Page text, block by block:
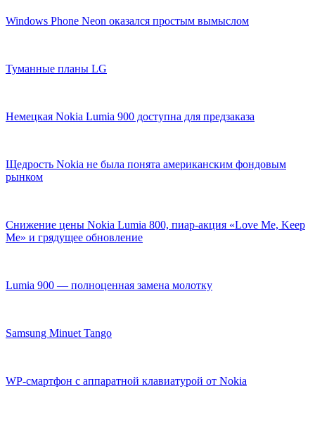
Windows Phone Neon оказался простым вымыслом
Туманные планы LG
Немецкая Nokia Lumia 900 доступна для предзаказа
Щедрость Nokia не была понята американским фондовым
рынком
Снижение цены Nokia Lumia 800, пиар-акция «Love Me, Keep
Me» и грядущее обновление
Lumia 900 — полноценная замена молотку
Samsung Minuet Tango
WP-смартфон с аппаратной клавиатурой от Nokia